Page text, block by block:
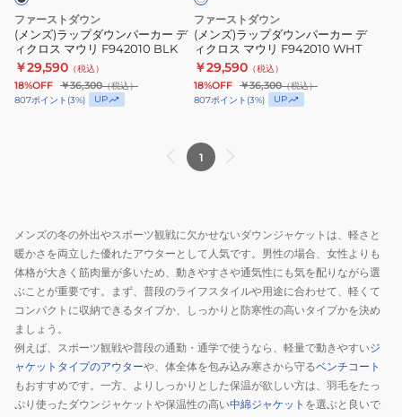
パ
ー
カ
ー
デ
リ
F942010
BLK
ファーストダウン
(メンズ)ラップダウンパーカー デ
ィクロス マウリ F942010 BLK
￥29,590 （税込）
18%OFF ￥36,300（税込）
807ポイント (3%) UP
パ
ー
カ
ー
デ
ロ
リ
F942010
WHT
ファーストダウン
(メンズ)ラップダウンパーカー デ
ィクロス マウリ F942010 WHT
￥29,590 （税込）
18%OFF ￥36,300（税込）
807ポイント (3%) UP
1
メンズの冬の外出やスポーツ観戦に欠かせないダウンジャケットは、軽さと
暖かさを両立した優れたアウターとして人気です。男性の場合、女性よりも
体格が大きく筋肉量が多いため、動きやすさや通気性にも気を配りながら選
ぶことが重要です。まず、普段のライフスタイルや用途に合わせて、軽くて
コンパクトに収納できるタイプか、しっかりと防寒性の高いタイプかを決め
ましょう。
例えば、スポーツ観戦や普段の通勤・通学で使うなら、軽量で動きやすいジ
ャケットタイプのアウターや、体全体を包み込み寒さから守るベンチコート
もおすすめです。一方、よりしっかりとした保温が欲しい方は、羽毛をたっ
ぷり使ったダウンジャケットや保温性の高い中綿ジャケット を選ぶと良いで